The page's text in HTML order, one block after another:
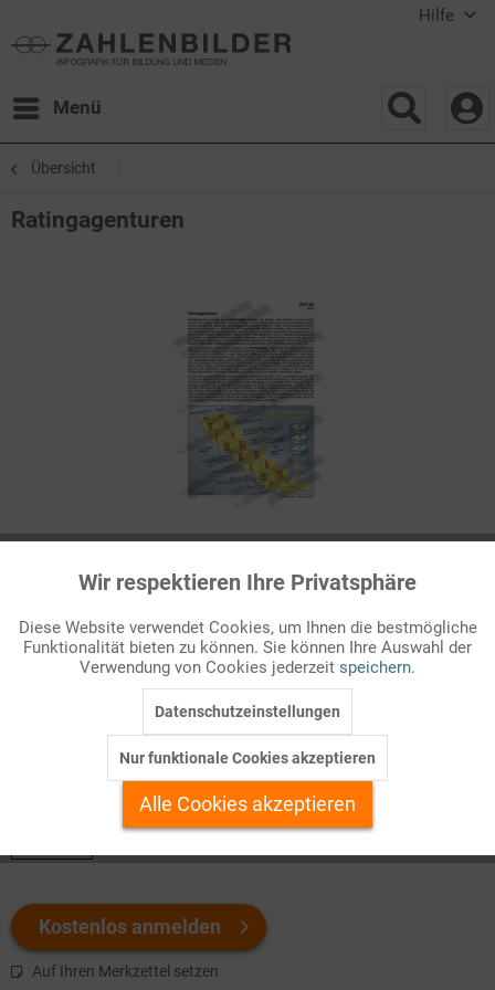
Hilfe
Menü
Übersicht
Ratingagenturen
Ratingagenturen bewerten dieKreditwürdigkeit(Bonität) von
Staaten, Unternehmen und Finanzinstrumenten. Sie erfüllen
Welchen Download brauchen Sie?
Kostenlos anmelden
Auf Ihren Merkzettel setzen
Funktionale Aktiv
Marketing Inaktiv
Personalisierung Inaktiv
Service
Wir respektieren Ihre Privatsphäre
Diese Website verwendet Cookies, um Ihnen die bestmögliche
Funktionalität bieten zu können. Sie können Ihre Auswahl der
Verwendung von Cookies jederzeit speichern.
Datenschutzeinstellungen
Nur funktionale Cookies akzeptieren
Alle Cookies akzeptieren